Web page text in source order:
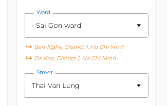
Ward
- Sai Gon ward
Ben Nghe, District 1, Ho Chi Minh
Da Kao, District 1, Ho Chi Minh
Street
Thai Van Lung